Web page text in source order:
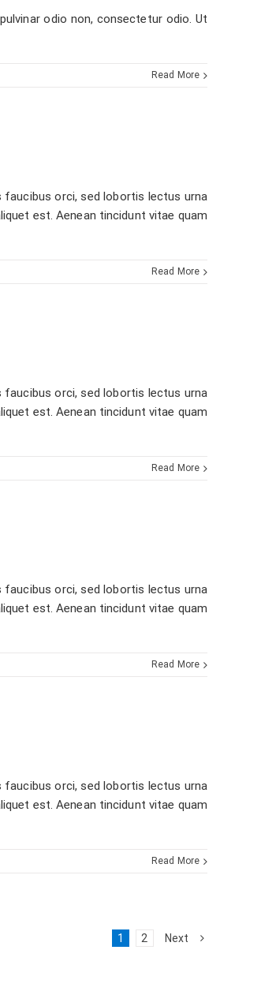
odio non, consectetur odio. Ut
Read More
faucibus orci, sed lobortis lectus urna
est. Aenean tincidunt vitae quam
Read More
faucibus orci, sed lobortis lectus urna
est. Aenean tincidunt vitae quam
Read More
faucibus orci, sed lobortis lectus urna
est. Aenean tincidunt vitae quam
Read More
faucibus orci, sed lobortis lectus urna
est. Aenean tincidunt vitae quam
Read More
1 2 Next